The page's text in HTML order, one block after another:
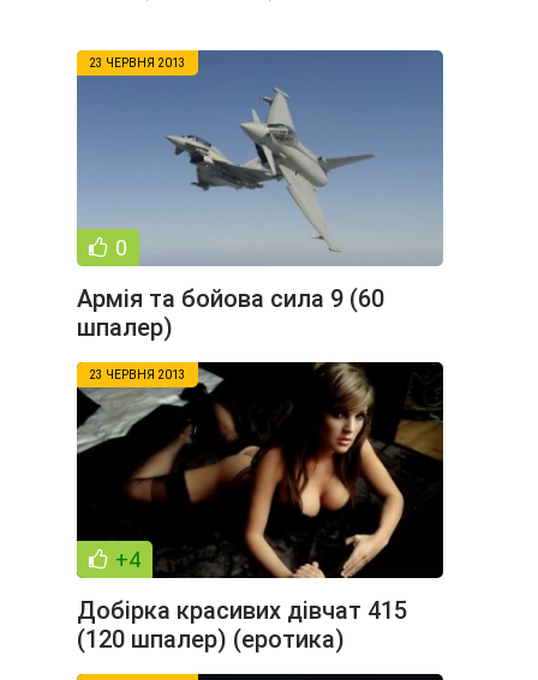
23 ЧЕРВНЯ 2013
0
Армія та бойова сила 9 (60
шпалер)
23 ЧЕРВНЯ 2013
+4
Добірка красивих дівчат 415
(120 шпалер) (еротика)